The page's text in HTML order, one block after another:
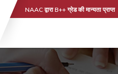
NAAC द्वारा B++ ग्रेड की मान्यता प्राप्त